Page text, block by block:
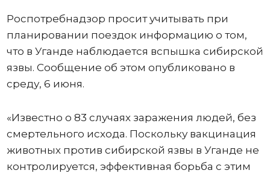
Роспотребнадзор просит учитывать при
планировании поездок информацию о том,
что в Уганде наблюдается вспышка сибирской
язвы. Сообщение об этом опубликовано в
среду, 6 июня.
«Известно о 83 случаях заражения людей, без
смертельного исхода. Поскольку вакцинация
животных против сибирской язвы в Уганде не
контролируется, эффективная борьба с этим